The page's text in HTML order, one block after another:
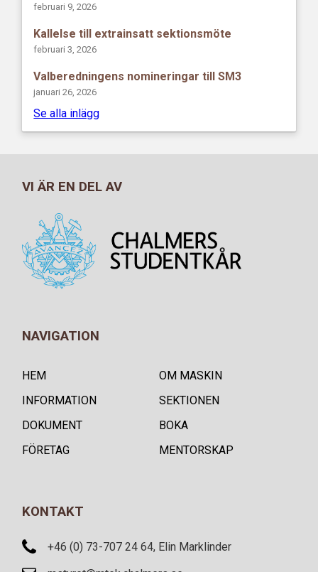
februari 9, 2026
Kallelse till extrainsatt sektionsmöte
februari 3, 2026
Valberedningens nomineringar till SM3
januari 26, 2026
Se alla inlägg
VI ÄR EN DEL AV
NAVIGATION
HEM
OM MASKIN
INFORMATION
SEKTIONEN
DOKUMENT
BOKA
FÖRETAG
MENTORSKAP
KONTAKT
+46 (0) 73-707 24 64, Elin Marklinder